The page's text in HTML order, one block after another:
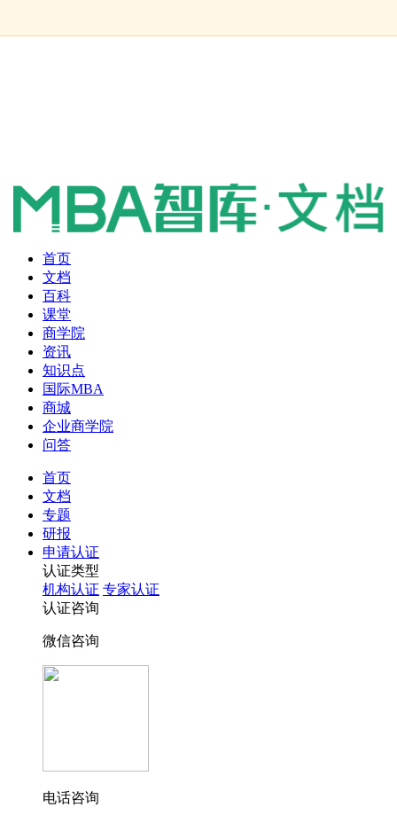
首页
文档
百科
课堂
商学院
资讯
知识点
国际MBA
商城
企业商学院
问答
首页
文档
专题
研报
申请认证
认证类型
机构认证 专家认证
认证咨询
微信咨询
电话咨询